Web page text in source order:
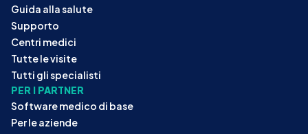
Guida alla salute
Supporto
Centri medici
Tutte le visite
Tutti gli specialisti
PER I PARTNER
Software medico di base
Per le aziende